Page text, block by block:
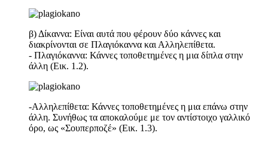
β) Δίκαννα: Είναι αυτά που φέρουν δύο κάννες και
διακρίνονται σε Πλαγιόκαννα και Αλληλεπίθετα.
- Πλαγιόκαννα: Κάννες τοποθετημένες η μια δίπλα στην
άλλη (Εικ. 1.2).
-Αλληλεπίθετα: Κάννες τοποθετημένες η μια επάνω στην
άλλη. Συνήθως τα αποκαλούμε με τον αντίστοιχο γαλλικό
όρο, ως «Σουπερποζέ» (Εικ. 1.3).